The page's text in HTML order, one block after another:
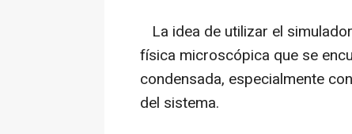
La idea de utilizar el
física microscópica que se
condensada, especialmente
del sistema.